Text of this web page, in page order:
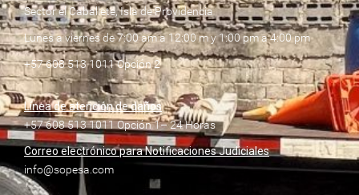
Sector el Caballete, Isla de Providencia
Lunes a viernes de 7:00 am a 12:00 m y 1:00 pm a 4:00 pm
+57 608 513 1011 Opción 2
Línea de atención de daños
+57 608 513 1011 Opción 1– 24 Horas
Correo electrónico para Notificaciones Judiciales
info@sopesa.com